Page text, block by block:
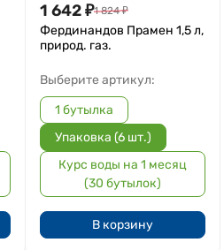
1 642₽1 824 ₽
Фердинандов Прамен 1,5 л,
природ. газ.
Выберите артикул:
1 бутылка
Упаковка (6 шт.)
Курс воды на 1 месяц
(30 бутылок)
В корзину